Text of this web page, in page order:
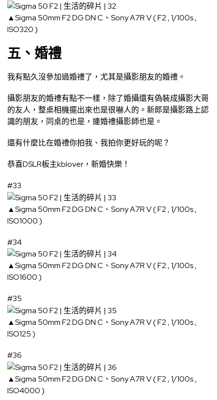
▲Sigma 50mm F2 DG DN C、Sony A7R V ( F2 , 1/100s ,
ISO320 )
五、婚禮
我有點久沒參加過婚禮了，尤其是攝影朋友的婚禮。
攝影朋友的婚禮有點不一樣，除了婚攝還有偽裝成攝影大哥
的友人，整桌相機擺出來也是很嚇人的。新郎是攝影路上認
識的朋友，同桌的也是，連婚禮攝影師也是。
還有什麼比在婚禮你拍我、我拍你更好玩的呢？
恭喜DSLR板主kblover，新婚快樂！
#33
▲Sigma 50mm F2 DG DN C、Sony A7R V ( F2 , 1/100s ,
ISO1000 )
#34
▲Sigma 50mm F2 DG DN C、Sony A7R V ( F2 , 1/100s ,
ISO1600 )
#35
▲Sigma 50mm F2 DG DN C、Sony A7R V ( F2 , 1/100s ,
ISO125 )
#36
▲Sigma 50mm F2 DG DN C、Sony A7R V ( F2 , 1/100s ,
ISO4000 )